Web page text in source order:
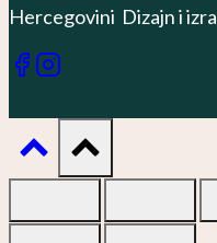
Hercegovini Dizajn i